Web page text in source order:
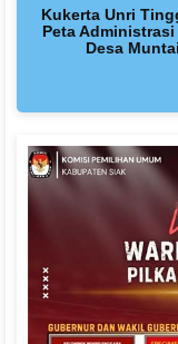
Kukerta Unri
Peta
Desa Muntai